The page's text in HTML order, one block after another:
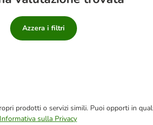
Azzera i filtri
prodotti o servizi simili. Puoi opporti in
Informativa sulla Privacy